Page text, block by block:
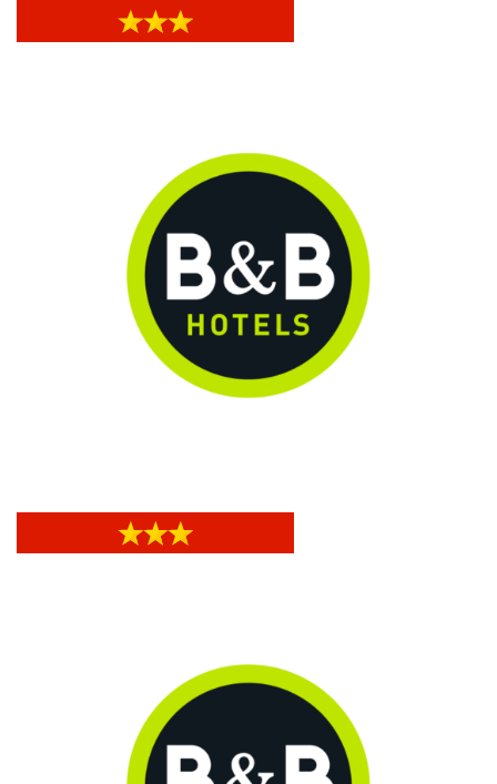
Hotel Actor
B&B Genova Principe
B&B Genova Principe